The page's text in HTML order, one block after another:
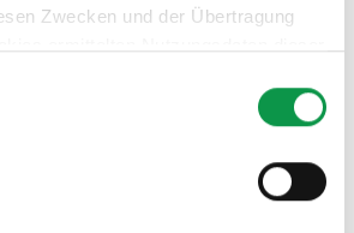
Zwecken und der Übertragung
Netzwerken und Werbenetzwerken
zu. Diese Zustimmung ist freiwillig
verwendeten Cookies, zu Ihren